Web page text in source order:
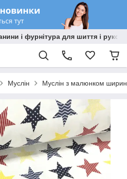
і фурнітура для шиття і
Муслін Муслін з малюнком